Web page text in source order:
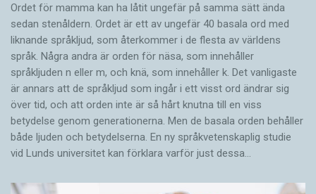
Ordet för mamma kan ha låtit ungefär på samma sätt ända
sedan stenåldern. Ordet är ett av ungefär 40 basala ord med
liknande språkljud, som återkommer i de flesta av världens
språk. Några andra är orden för näsa, som innehåller
språkljuden n eller m, och knä, som innehåller k. Det vanligaste
är annars att de språkljud som ingår i ett visst ord ändrar sig
över tid, och att orden inte är så hårt knutna till en viss
betydelse genom generationerna. Men de basala orden behåller
både ljuden och betydelserna. En ny språkvetenskaplig studie
vid Lunds universitet kan förklara varför just dessa…